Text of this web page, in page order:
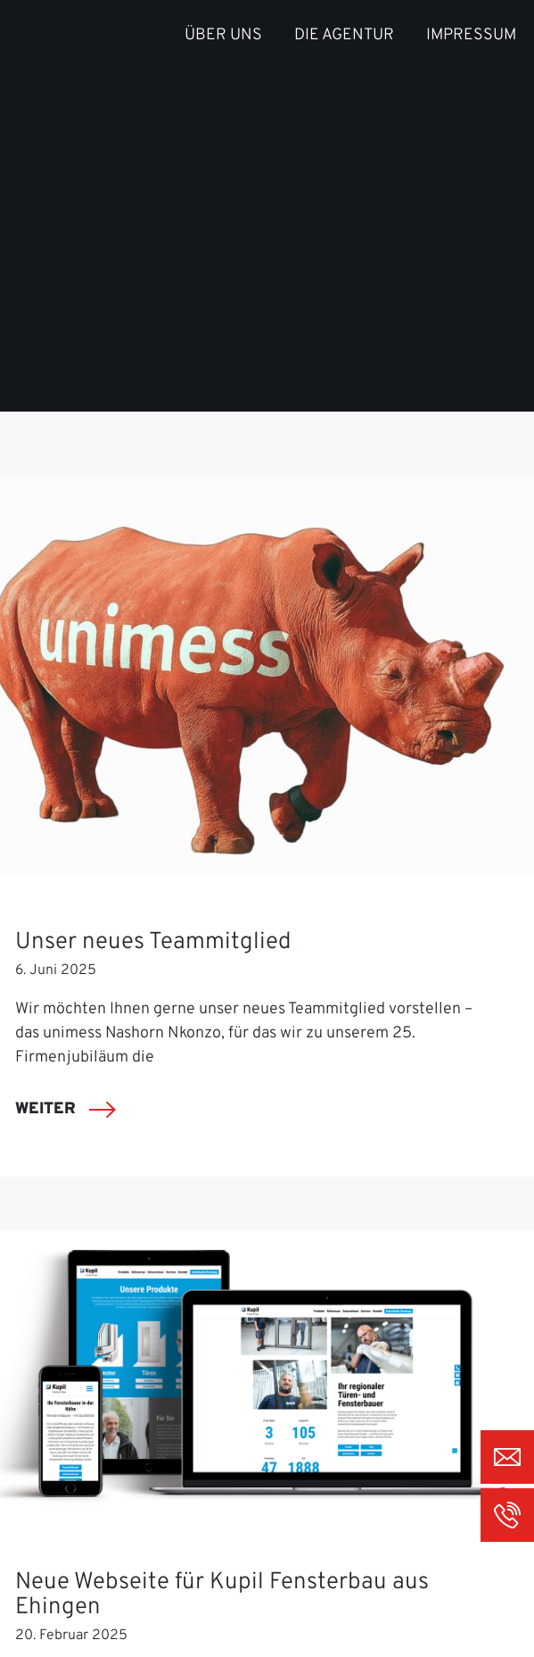
ÜBER UNS DIE AGENTUR IMPRESSUM
Unser neues Teammitglied
6. Juni 2025
Wir möchten Ihnen gerne unser neues Teammitglied vorstellen –
das unimess Nashorn Nkonzo, für das wir zu unserem 25.
Firmenjubiläum die
WEITER
Neue Webseite für Kupil Fensterbau aus
Ehingen
20. Februar 2025